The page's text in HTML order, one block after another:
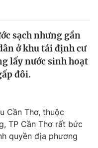
sạch nhưng gần
ở khu tái định cư
lấy nước sinh hoạt
đôi.
Cần Thơ, thuộc
TP Cần Thơ rất bức
quyền địa phương